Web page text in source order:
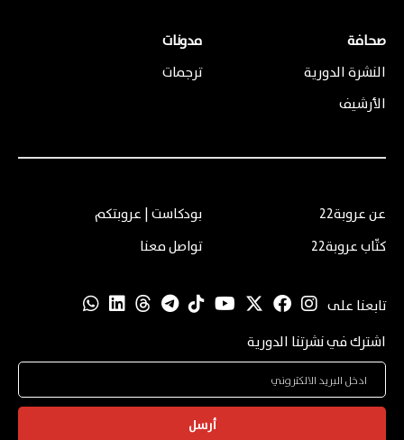
صحافة
النشرة الدورية
الأرشيف
مدونات
ترجمات
عن عروبة22
كتّاب عروبة22
بودكاست | عروبتكم
تواصل معنا
تابعنا على
اشترك في نشرتنا الدورية
أرسل